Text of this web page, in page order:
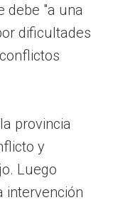
debe "a una
dificultades
provincia
y
Luego
intervención